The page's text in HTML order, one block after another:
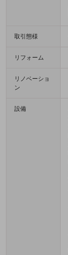
取引態様
リフォーム
リノベーショ
ン
設備